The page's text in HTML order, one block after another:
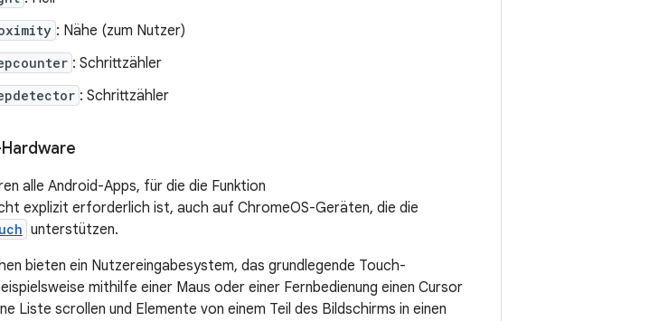
: Nähe (zum Nutzer)
: Schrittzähler
: Schrittzähler
alle Android-Apps, für die die Funktion
explizit erforderlich ist, auch auf ChromeOS-Geräten, die die
unterstützen.
bieten ein Nutzereingabesystem, das grundlegende Touch-
mithilfe einer Maus oder einer Fernbedienung einen Cursor
Liste scrollen und Elemente von einem Teil des Bildschirms in einen